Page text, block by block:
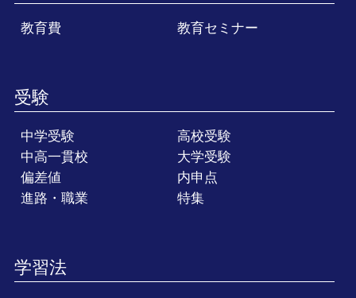
教育費 教育セミナー
受験
中学受験
高校受験
中高一貫校
大学受験
偏差値
内申点
進路・職業
特集
学習法